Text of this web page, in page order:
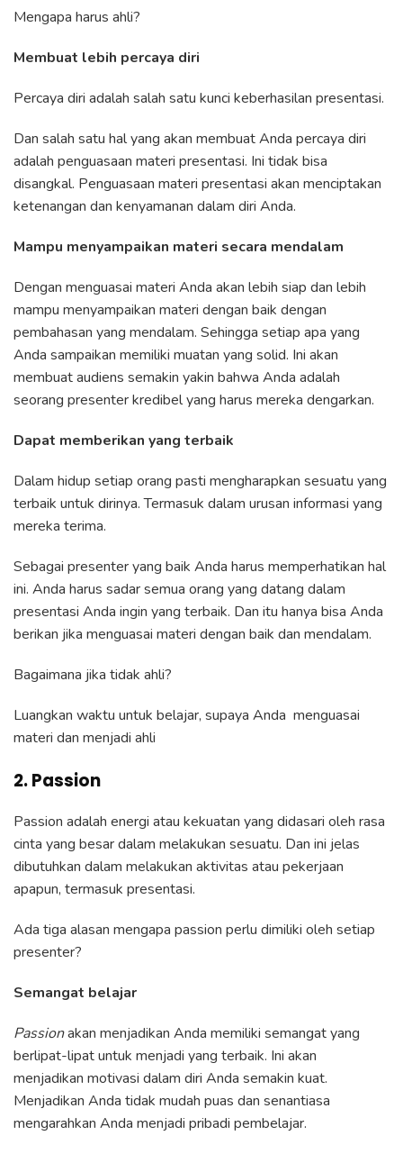
Mengapa harus ahli?
Membuat lebih percaya diri
Percaya diri adalah salah satu kunci keberhasilan presentasi.
Dan salah satu hal yang akan membuat Anda percaya diri
adalah penguasaan materi presentasi. Ini tidak bisa
disangkal. Penguasaan materi presentasi akan menciptakan
ketenangan dan kenyamanan dalam diri Anda.
Mampu menyampaikan materi secara mendalam
Dengan menguasai materi Anda akan lebih siap dan lebih
mampu menyampaikan materi dengan baik dengan
pembahasan yang mendalam. Sehingga setiap apa yang
Anda sampaikan memiliki muatan yang solid. Ini akan
membuat audiens semakin yakin bahwa Anda adalah
seorang presenter kredibel yang harus mereka dengarkan.
Dapat memberikan yang terbaik
Dalam hidup setiap orang pasti mengharapkan sesuatu yang
terbaik untuk dirinya. Termasuk dalam urusan informasi yang
mereka terima.
Sebagai presenter yang baik Anda harus memperhatikan hal
ini. Anda harus sadar semua orang yang datang dalam
presentasi Anda ingin yang terbaik. Dan itu hanya bisa Anda
berikan jika menguasai materi dengan baik dan mendalam.
Bagaimana jika tidak ahli?
Luangkan waktu untuk belajar, supaya Anda menguasai
materi dan menjadi ahli
2. Passion
Passion adalah energi atau kekuatan yang didasari oleh rasa
cinta yang besar dalam melakukan sesuatu. Dan ini jelas
dibutuhkan dalam melakukan aktivitas atau pekerjaan
apapun, termasuk presentasi.
Ada tiga alasan mengapa passion perlu dimiliki oleh setiap
presenter?
Semangat belajar
Passionakan menjadikan Anda memiliki semangat yang
berlipat-lipat untuk menjadi yang terbaik. Ini akan
menjadikan motivasi dalam diri Anda semakin kuat.
Menjadikan Anda tidak mudah puas dan senantiasa
mengarahkan Anda menjadi pribadi pembelajar.